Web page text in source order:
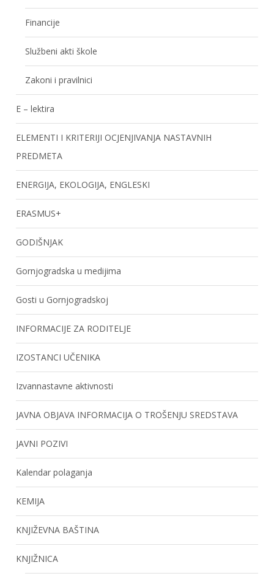
Financije
Službeni akti škole
Zakoni i pravilnici
E – lektira
ELEMENTI I KRITERIJI OCJENJIVANJA NASTAVNIH
PREDMETA
ENERGIJA, EKOLOGIJA, ENGLESKI
ERASMUS+
GODIŠNJAK
Gornjogradska u medijima
Gosti u Gornjogradskoj
INFORMACIJE ZA RODITELJE
IZOSTANCI UČENIKA
Izvannastavne aktivnosti
JAVNA OBJAVA INFORMACIJA O TROŠENJU SREDSTAVA
JAVNI POZIVI
Kalendar polaganja
KEMIJA
KNJIŽEVNA BAŠTINA
KNJIŽNICA